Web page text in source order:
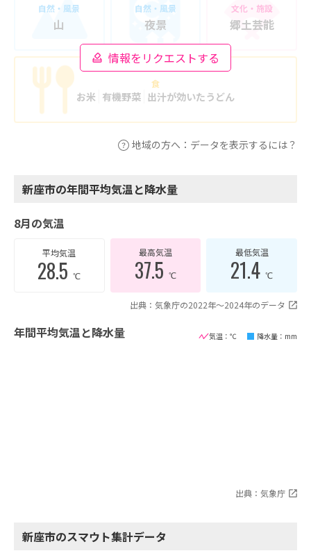
情報をリクエストする
自然・風景
山
自然・風景
夜景
文化・施設
郷土芸能
食
お米 有機野菜 出汁が効いたうどん
地域の方へ：データを表示するには？
新座市の年間平均気温と降水量
8月の気温
平均気温
28.5℃
最高気温
37.5 ℃
最低気温
21.4℃
出典：気象庁の2022年〜2024年のデータ
年間平均気温と降水量 気温：℃ 降水量：mm
出典：気象庁
新座市のスマウト集計データ